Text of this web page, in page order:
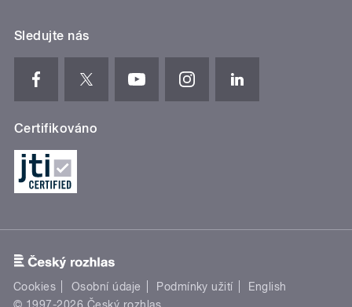
Sledujte nás
Certifikováno
Cookies Osobní údaje Podmínky užití
English